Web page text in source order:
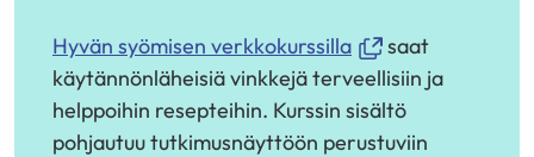
Hyvän syömisen verkkokurssilla(avautuu
uuteen
ikkunaan,
siirryt
saat
käytännönläheisiä vinkkejä terveellisiin ja
helppoihin resepteihin. Kurssin sisältö
pohjautuu tutkimusnäyttöön perustuviin